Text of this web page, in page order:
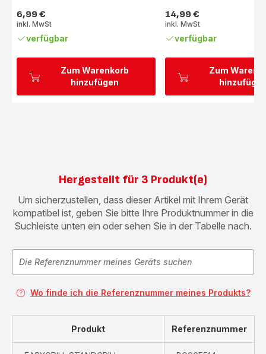
Zum Warenkorb
hinzufügen
Preis
6,99 €
inkl. MwSt
verfügbar
Zum
Preis
14,99 €
inkl. MwSt
verfügbar
Hergestellt für 3 Produkt(e)
Um sicherzustellen, dass dieser Artikel mit Ihrem Gerät
kompatibel ist, geben Sie bitte Ihre Produktnummer in die
Suchleiste unten ein oder sehen Sie in der Tabelle nach.
Wo finde ich die Referenznummer meines Produkts?
Produkt Referenznummer